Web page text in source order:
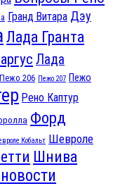
Гранд Витара Дэу
Лада Гранта
Лада
Пежо 206 Пежо 207 Пежо
Рено Каптур
Форд
Кобальт Шевроле
Шнива